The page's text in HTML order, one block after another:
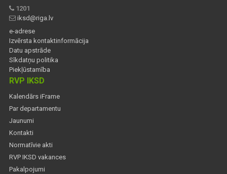
1201
iksd@riga.lv
e-adrese
Izvērsta kontaktinformācija
Datu apstrāde
Sīkdatņu politika
Piekļūstamība
RVP IKSD
Kalendārs iFrame
Par departamentu
Jaunumi
Kontakti
Normatīvie akti
RVP IKSD vakances
Pakalpojumi